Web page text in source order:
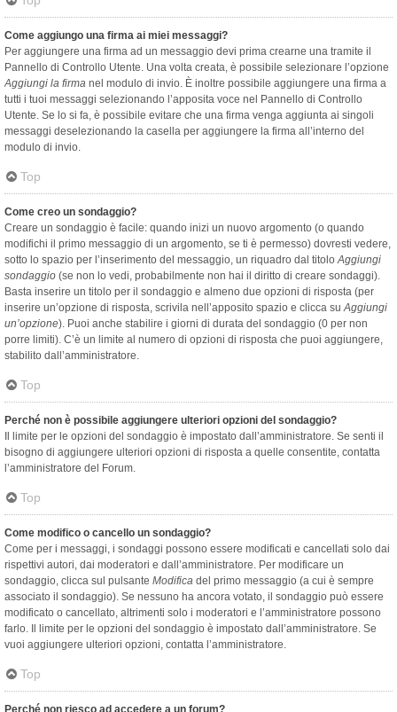
Come aggiungo una firma ai miei messaggi?
Per aggiungere una firma ad un messaggio devi prima crearne una tramite il
Pannello di Controllo Utente. Una volta creata, è possibile selezionare l’opzione
Aggiungi la firma nel modulo di invio. È inoltre possibile aggiungere una firma a
tutti i tuoi messaggi selezionando l’apposita voce nel Pannello di Controllo
Utente. Se lo si fa, è possibile evitare che una firma venga aggiunta ai singoli
messaggi deselezionando la casella per aggiungere la firma all’interno del
modulo di invio.
Top
Come creo un sondaggio?
Creare un sondaggio è facile: quando inizi un nuovo argomento (o quando
modifichi il primo messaggio di un argomento, se ti è permesso) dovresti vedere,
sotto lo spazio per l’inserimento del messaggio, un riquadro dal titoloAggiungi
sondaggio (se non lo vedi, probabilmente non hai il diritto di creare sondaggi).
Basta inserire un titolo per il sondaggio e almeno due opzioni di risposta (per
inserire un’opzione di risposta, scrivila nell’apposito spazio e clicca suAggiungi
un’opzione). Puoi anche stabilire i giorni di durata del sondaggio (0 per non
porre limiti). C’è un limite al numero di opzioni di risposta che puoi aggiungere,
stabilito dall’amministratore.
Top
Perché non è possibile aggiungere ulteriori opzioni del sondaggio?
Il limite per le opzioni del sondaggio è impostato dall’amministratore. Se senti il
bisogno di aggiungere ulteriori opzioni di risposta a quelle consentite, contatta
l’amministratore del Forum.
Top
Come modifico o cancello un sondaggio?
Come per i messaggi, i sondaggi possono essere modificati e cancellati solo dai
rispettivi autori, dai moderatori e dall’amministratore. Per modificare un
sondaggio, clicca sul pulsante Modifica del primo messaggio (a cui è sempre
associato il sondaggio). Se nessuno ha ancora votato, il sondaggio può essere
modificato o cancellato, altrimenti solo i moderatori e l’amministratore possono
farlo. Il limite per le opzioni del sondaggio è impostato dall’amministratore. Se
vuoi aggiungere ulteriori opzioni, contatta l’amministratore.
Top
Perché non riesco ad accedere a un forum?